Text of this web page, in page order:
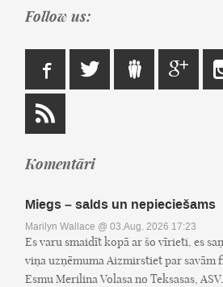
Follow us:
Komentāri
Miegs – salds un nepieciešams
Marilyn Wallace @ 03.Aug, 2026 17:23
Es varu smaidīt kopā ar šo vīrieti, es
viņa uzņēmuma Aizmirstiet par savām
Esmu Merilina Volasa no Teksasas,